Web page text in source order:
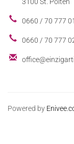
0660 / 70 777 01
0660 / 70 777
Powered by